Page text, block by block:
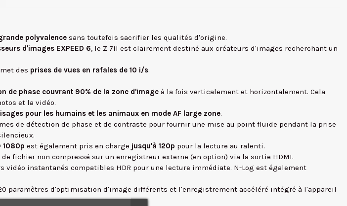
polyvalence sans toutefois sacrifier les qualités d'origine.
d'images EXPEED 6, le Z 7II est clairement destiné aux créateurs d'images recherchant un
des prises de vues en rafales de 10 i/s.
de phase couvrant 90% de la zone d'image à la fois verticalement et horizontalement. Cela
et la vidéo.
pour les humains et les animaux en mode AF large zone.
de détection de phase et de contraste pour fournir une mise au point fluide pendant la prise
1080p est également pris en charge jusqu'à 120p pour la lecture au ralenti.
fichier non compressé sur un enregistreur externe (en option) via la sortie HDMI.
vidéo instantanés compatibles HDR pour une lecture immédiate. N-Log est également
paramètres d'optimisation d'image différents et l'enregistrement accéléré intégré à l'appareil